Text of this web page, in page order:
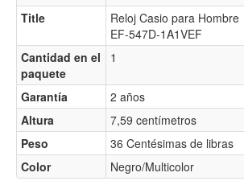
Title
Reloj Casio para Hombre
EF-547D-1A1VEF
Cantidad en el
paquete
1
Garantía
2 años
Altura
7,59 centímetros
Peso
36 Centésimas de libras
Color
Negro/Multicolor